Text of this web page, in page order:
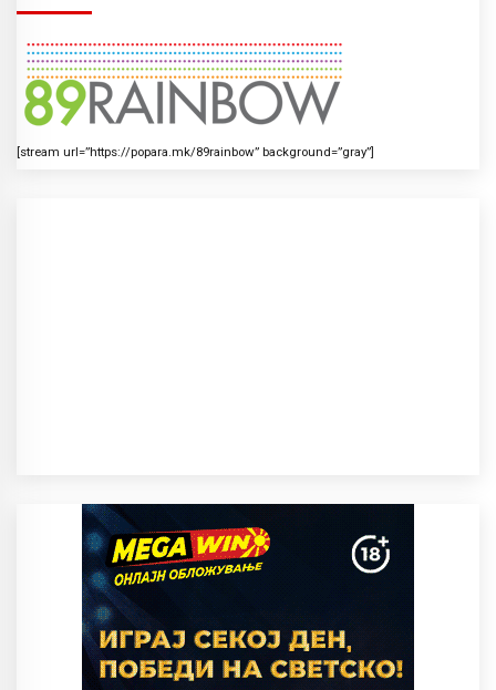
[stream url=”https://popara.mk/89rainbow” background=”gray”]